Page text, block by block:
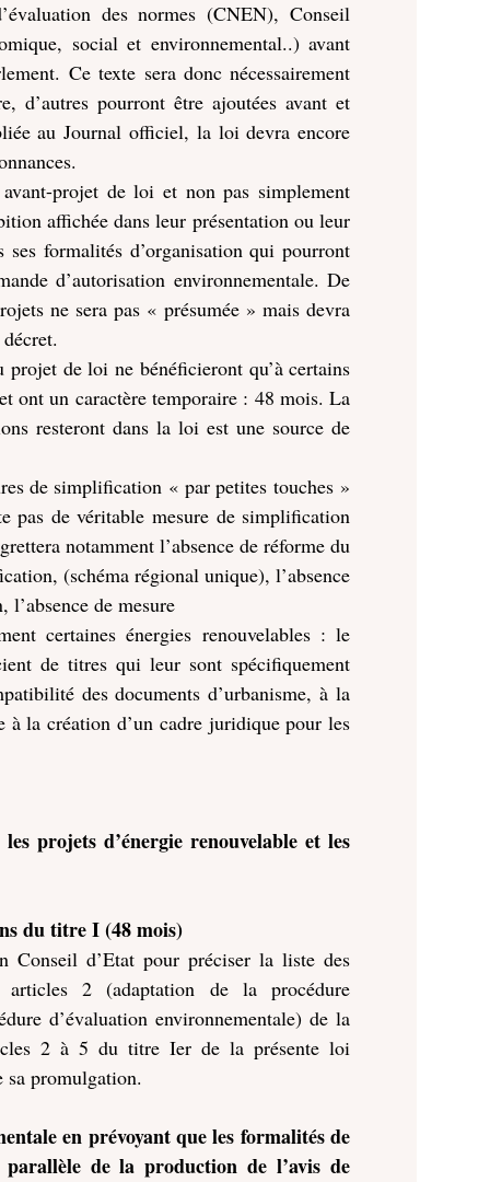
des normes (CNEN), Conseil
social et environnemental..) avant
Ce texte sera donc nécessairement
d’autres pourront être ajoutées avant et
au Journal officiel, la loi devra encore
projet de loi et non pas simplement
affichée dans leur présentation ou leur
formalités d’organisation qui pourront
d’autorisation environnementale. De
ne sera pas « présumée » mais devra
de loi ne bénéficieront qu’à certains
ont un caractère temporaire : 48 mois. La
resteront dans la loi est une source de
de simplification « par petites touches »
pas de véritable mesure de simplification
notamment l’absence de réforme du
(schéma régional unique), l’absence
de mesure
certaines énergies renouvelables : le
de titres qui leur sont spécifiquement
des documents d’urbanisme, à la
à la création d’un cadre juridique pour les
projets d’énergie renouvelable et les
du titre I (48 mois)
d’Etat pour préciser la liste des
articles 2 (adaptation de la procédure
d’évaluation environnementale) de la
2 à 5 du titre Ier de la présente loi
sa promulgation.
en prévoyant que les formalités de
de la production de l’avis de